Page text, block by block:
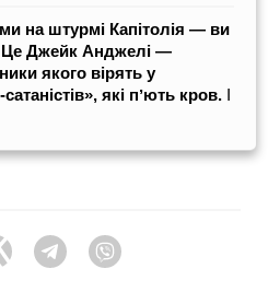
на штурмі Капітолія — ви
Це Джейк Анджелі —
якого вірять у
які пʼють кров. І
Twitter Telegram